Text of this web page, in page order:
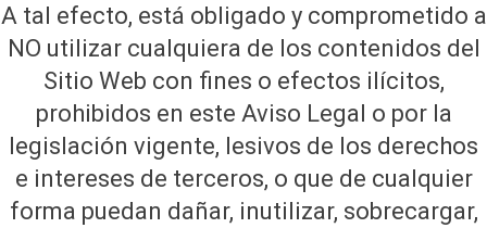
A tal efecto, está obligado y comprometido a
NO utilizar cualquiera de los contenidos del
Sitio Web con fines o efectos ilícitos,
prohibidos en este Aviso Legal o por la
legislación vigente, lesivos de los derechos
e intereses de terceros, o que de cualquier
forma puedan dañar, inutilizar, sobrecargar,